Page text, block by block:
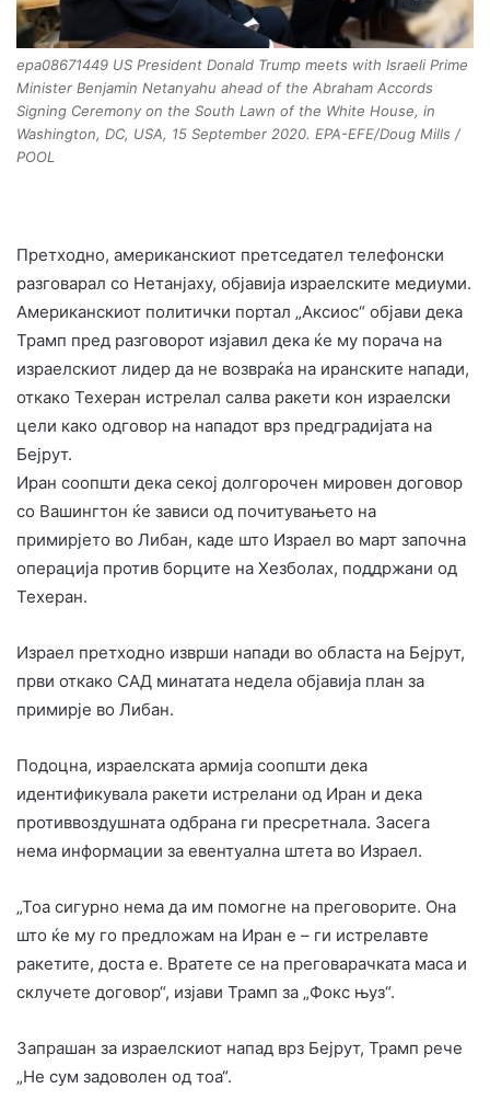
epa08671449 US President Donald Trump meets with Israeli Prime
Minister Benjamin Netanyahu ahead of the Abraham Accords
Signing Ceremony on the South Lawn of the White House, in
Washington, DC, USA, 15 September 2020. EPA-EFE/Doug Mills /
POOL
Претходно, американскиот претседател телефонски
разговарал со Нетанјаху, објавија израелските медиуми.
Американскиот политички портал „Аксиос“ објави дека
Трамп пред разговорот изјавил дека ќе му порача на
израелскиот лидер да не возвраќа на иранските напади,
откако Техеран истрелал салва ракети кон израелски
цели како одговор на нападот врз предградијата на
Бејрут.
Иран соопшти дека секој долгорочен мировен договор
со Вашингтон ќе зависи од почитувањето на
примирјето во Либан, каде што Израел во март започна
операција против борците на Хезболах, поддржани од
Техеран.
Израел претходно изврши напади во областа на Бејрут,
први откако САД минатата недела објавија план за
примирје во Либан.
Подоцна, израелската армија соопшти дека
идентификувала ракети истрелани од Иран и дека
противвоздушната одбрана ги пресретнала. Засега
нема информации за евентуална штета во Израел.
„Тоа сигурно нема да им помогне на преговорите. Она
што ќе му го предложам на Иран е – ги истрелавте
ракетите, доста е. Вратете се на преговарачката маса и
склучете договор“, изјави Трамп за „Фокс њуз“.
Запрашан за израелскиот напад врз Бејрут, Трамп рече
„Не сум задоволен од тоа“.